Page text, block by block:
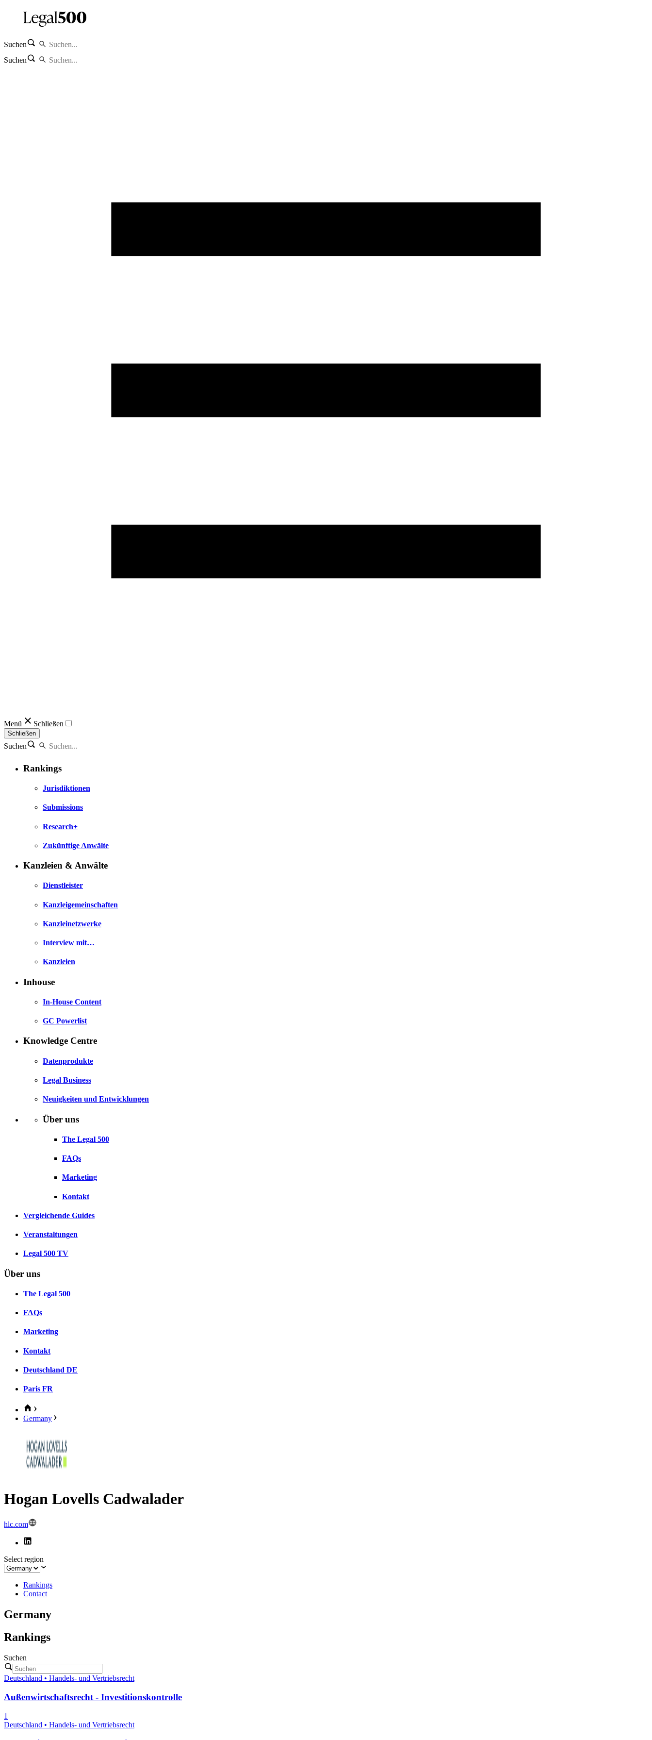
Suchen
Suchen
Menü Schließen
Schließen
Suchen
Rankings
Jurisdiktionen
Submissions
Research+
Zukünftige Anwälte
Kanzleien & Anwälte
Dienstleister
Kanzleigemeinschaften
Kanzleinetzwerke
Interview mit…
Kanzleien
Inhouse
In-House Content
GC Powerlist
Knowledge Centre
Datenprodukte
Legal Business
Neuigkeiten und Entwicklungen
Über uns
The Legal 500
FAQs
Marketing
Kontakt
Vergleichende Guides
Veranstaltungen
Legal 500 TV
Über uns
The Legal 500
FAQs
Marketing
Kontakt
Deutschland DE
Paris FR
Germany
Hogan Lovells Cadwalader
hlc.com
Select region
Rankings
Contact
Germany
Rankings
Suchen
Deutschland • Handels- und Vertriebsrecht
Außenwirtschaftsrecht - Investitionskontrolle
1
Deutschland • Handels- und Vertriebsrecht